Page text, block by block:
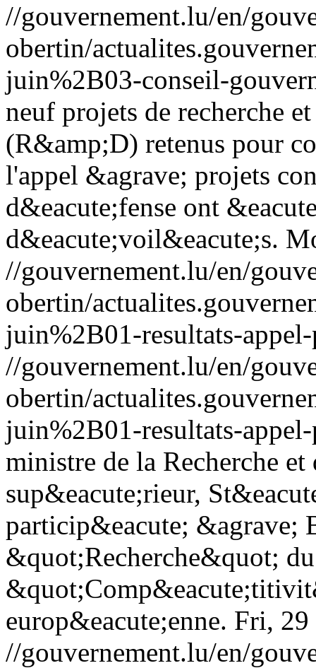
//gouvernement.lu/en/
obertin/
juin%2B03-conseil-
neuf projets de recherche
(R&amp;D) retenus pour
l'appel &agrave; projets
d&eacute;fense ont
d&eacute;voil&eacute;s.
//gouvernement.lu/en/
obertin/
juin%2B01-resultats-
//gouvernement.lu/en/
obertin/
juin%2B01-resultats-
ministre de la Recherche
sup&eacute;rieur,
particip&eacute; &agrave;
&quot;Recherche&quot;
europ&eacute;enne. Fri, 29
//gouvernement.lu/en/